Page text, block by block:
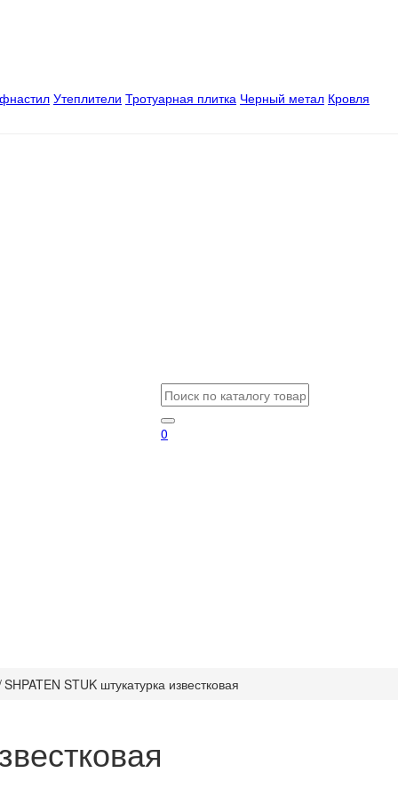
Утеплители Тротуарная плитка Черный метал Кровля
0
SHPATEN STUK штукатурка известковая